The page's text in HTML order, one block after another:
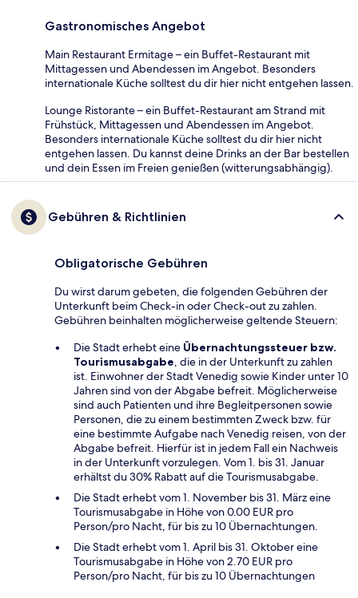
Gastronomisches Angebot
Main Restaurant Ermitage – ein Buffet-Restaurant mit
Mittagessen und Abendessen im Angebot. Besonders
internationale Küche solltest du dir hier nicht entgehen lassen.
Lounge Ristorante – ein Buffet-Restaurant am Strand mit
Frühstück, Mittagessen und Abendessen im Angebot.
Besonders internationale Küche solltest du dir hier nicht
entgehen lassen. Du kannst deine Drinks an der Bar bestellen
und dein Essen im Freien genießen (witterungsabhängig).
Gebühren & Richtlinien
Obligatorische Gebühren
Du wirst darum gebeten, die folgenden Gebühren der
Unterkunft beim Check-in oder Check-out zu zahlen.
Gebühren beinhalten möglicherweise geltende Steuern:
Die Stadt erhebt eine Übernachtungssteuer bzw.
Tourismusabgabe, die in der Unterkunft zu zahlen
ist. Einwohner der Stadt Venedig sowie Kinder unter 10
Jahren sind von der Abgabe befreit. Möglicherweise
sind auch Patienten und ihre Begleitpersonen sowie
Personen, die zu einem bestimmten Zweck bzw. für
eine bestimmte Aufgabe nach Venedig reisen, von der
Abgabe befreit. Hierfür ist in jedem Fall ein Nachweis
in der Unterkunft vorzulegen. Vom 1. bis 31. Januar
erhältst du 30% Rabatt auf die Tourismusabgabe.
Die Stadt erhebt vom 1. November bis 31. März eine
Tourismusabgabe in Höhe von 0.00 EUR pro
Person/pro Nacht, für bis zu 10 Übernachtungen.
Die Stadt erhebt vom 1. April bis 31. Oktober eine
Tourismusabgabe in Höhe von 2.70 EUR pro
Person/pro Nacht, für bis zu 10 Übernachtungen